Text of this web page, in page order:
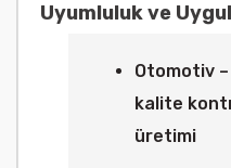
Uyumluluk ve
Otomotiv
kalite
üretimi